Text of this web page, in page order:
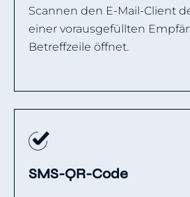
Scannen den E-Mail-Client
einer vorausgefüllten
Betreffzeile öffnet.
SMS-QR-Code